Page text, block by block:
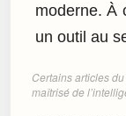
moderne. À
un outil au
Certains articles
maîtrisé de